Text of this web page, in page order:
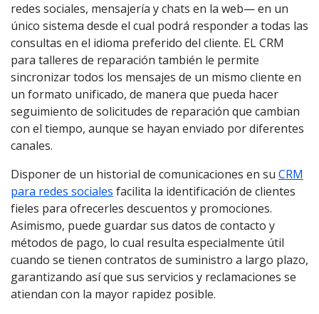
redes sociales, mensajería y chats en la web— en un
único sistema desde el cual podrá responder a todas las
consultas en el idioma preferido del cliente. EL CRM
para talleres de reparación también le permite
sincronizar todos los mensajes de un mismo cliente en
un formato unificado, de manera que pueda hacer
seguimiento de solicitudes de reparación que cambian
con el tiempo, aunque se hayan enviado por diferentes
canales.
Disponer de un historial de comunicaciones en su CRM
para redes sociales facilita la identificación de clientes
fieles para ofrecerles descuentos y promociones.
Asimismo, puede guardar sus datos de contacto y
métodos de pago, lo cual resulta especialmente útil
cuando se tienen contratos de suministro a largo plazo,
garantizando así que sus servicios y reclamaciones se
atiendan con la mayor rapidez posible.